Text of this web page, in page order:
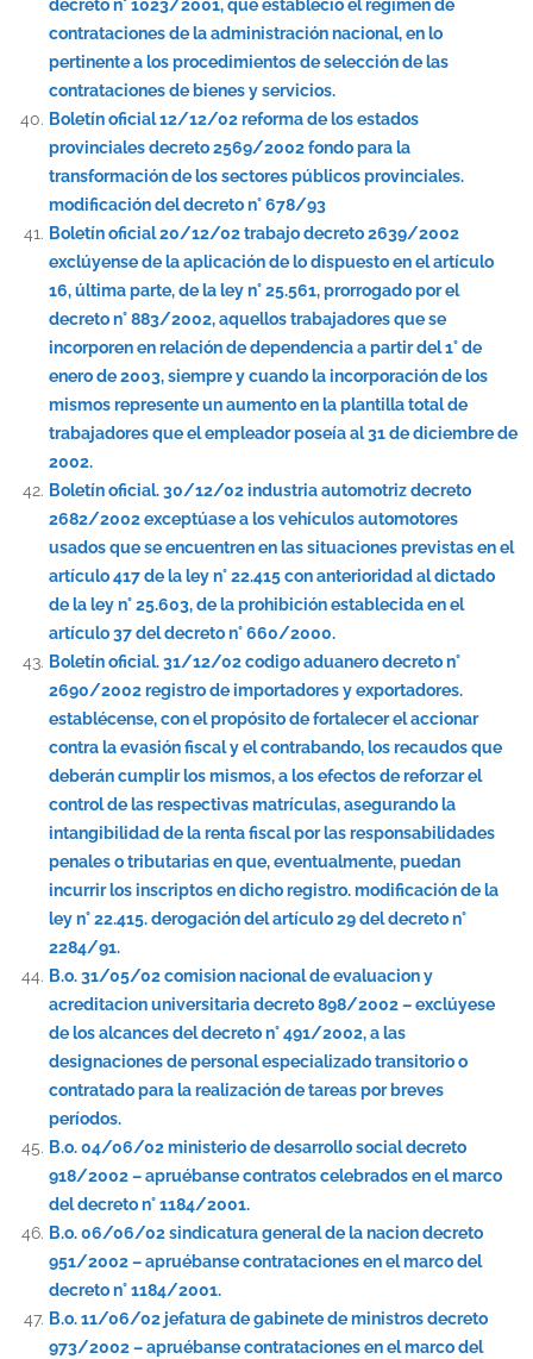
decreto n° 1023/2001, que estableció el régimen de
contrataciones de la administración nacional, en lo
pertinente a los procedimientos de selección de las
contrataciones de bienes y servicios.
Boletín oficial 12/12/02 reforma de los estados
provinciales decreto 2569/2002 fondo para la
transformación de los sectores públicos provinciales.
modificación del decreto n° 678/93
Boletín oficial 20/12/02 trabajo decreto 2639/2002
exclúyense de la aplicación de lo dispuesto en el artículo
16, última parte, de la ley n° 25.561, prorrogado por el
decreto n° 883/2002, aquellos trabajadores que se
incorporen en relación de dependencia a partir del 1° de
enero de 2003, siempre y cuando la incorporación de los
mismos represente un aumento en la plantilla total de
trabajadores que el empleador poseía al 31 de diciembre de
2002.
Boletín oficial. 30/12/02 industria automotriz decreto
2682/2002 exceptúase a los vehículos automotores
usados que se encuentren en las situaciones previstas en el
artículo 417 de la ley n° 22.415 con anterioridad al dictado
de la ley n° 25.603, de la prohibición establecida en el
artículo 37 del decreto n° 660/2000.
Boletín oficial. 31/12/02 codigo aduanero decreto n°
2690/2002 registro de importadores y exportadores.
establécense, con el propósito de fortalecer el accionar
contra la evasión fiscal y el contrabando, los recaudos que
deberán cumplir los mismos, a los efectos de reforzar el
control de las respectivas matrículas, asegurando la
intangibilidad de la renta fiscal por las responsabilidades
penales o tributarias en que, eventualmente, puedan
incurrir los inscriptos en dicho registro. modificación de la
ley n° 22.415. derogación del artículo 29 del decreto n°
2284/91.
B.o. 31/05/02 comision nacional de evaluacion y
acreditacion universitaria decreto 898/2002 – exclúyese
de los alcances del decreto n° 491/2002, a las
designaciones de personal especializado transitorio o
contratado para la realización de tareas por breves
períodos.
B.o. 04/06/02 ministerio de desarrollo social decreto
918/2002 – apruébanse contratos celebrados en el marco
del decreto n° 1184/2001.
B.o. 06/06/02 sindicatura general de la nacion decreto
951/2002 – apruébanse contrataciones en el marco del
decreto n° 1184/2001.
B.o. 11/06/02 jefatura de gabinete de ministros decreto
973/2002 – apruébanse contrataciones en el marco del